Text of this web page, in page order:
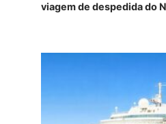
viagem de despedida do